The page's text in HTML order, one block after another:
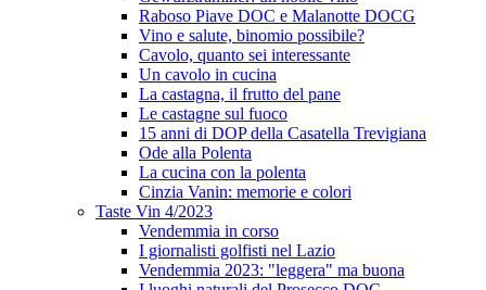
Raboso Piave DOC e Malanotte DOCG
Vino e salute, binomio possibile?
Cavolo, quanto sei interessante
Un cavolo in cucina
La castagna, il frutto del pane
Le castagne sul fuoco
15 anni di DOP della Casatella Trevigiana
Ode alla Polenta
La cucina con la polenta
Cinzia Vanin: memorie e colori
Taste Vin 4/2023
Vendemmia in corso
I giornalisti golfisti nel Lazio
Vendemmia 2023: "leggera" ma buona